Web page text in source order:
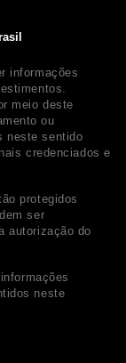
informações
meio deste
ou
neste sentido
credenciados e
protegidos
ser
autorização do
neste